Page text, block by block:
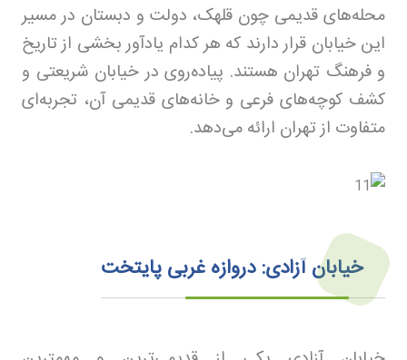
محله‌های قدیمی چون قلهک، دولت و دبستان در مسیر
این خیابان قرار دارند که هر کدام یادآور بخشی از تاریخ
و فرهنگ تهران هستند. پیاده‌روی در خیابان شریعتی و
کشف کوچه‌های فرعی و خانه‌های قدیمی آن، تجربه‌ای
متفاوت از تهران ارائه می‌دهد.
خیابان آزادی: دروازه غربی پایتخت